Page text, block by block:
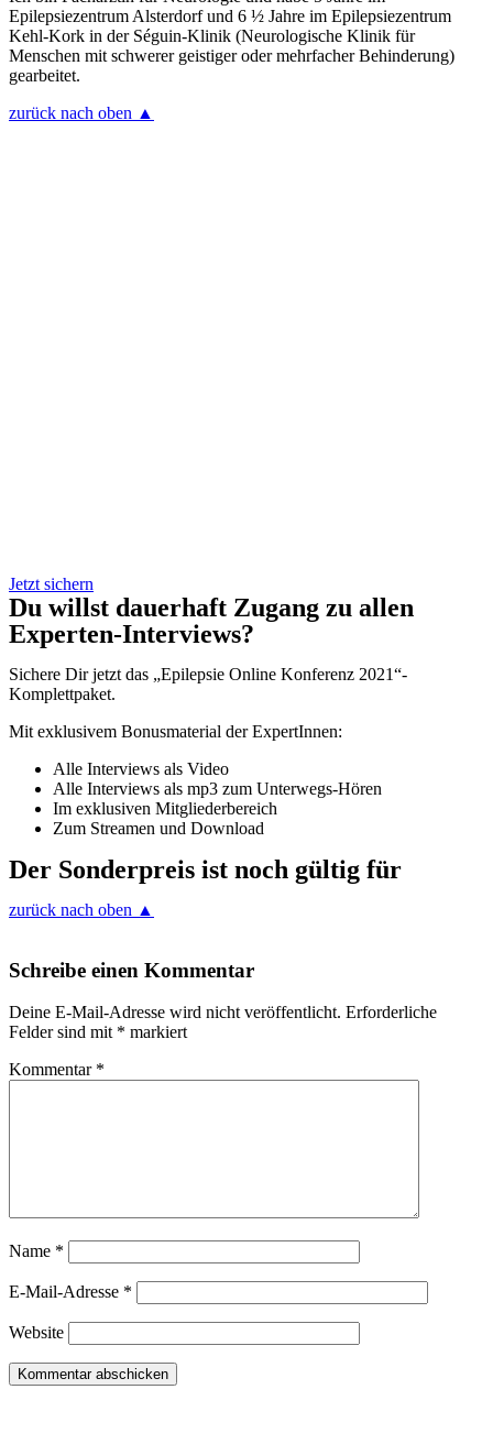
Epilepsiezentrum Alsterdorf und 6 ½ Jahre im Epilepsiezentrum
Kehl-Kork in der Séguin-Klinik (Neurologische Klinik für
Menschen mit schwerer geistiger oder mehrfacher Behinderung)
gearbeitet.
zurück nach oben ▲
Jetzt sichern
Du willst dauerhaft Zugang zu allen
Experten-Interviews?
Sichere Dir jetzt das „Epilepsie Online Konferenz 2021“-
Komplettpaket.
Mit exklusivem Bonusmaterial der ExpertInnen:
Alle Interviews als Video
Alle Interviews als mp3 zum Unterwegs-Hören
Im exklusiven Mitgliederbereich
Zum Streamen und Download
Der Sonderpreis ist noch gültig für
zurück nach oben ▲
Schreibe einen Kommentar
Deine E-Mail-Adresse wird nicht veröffentlicht. Erforderliche
Felder sind mit * markiert
Kommentar *
Name *
E-Mail-Adresse *
Website